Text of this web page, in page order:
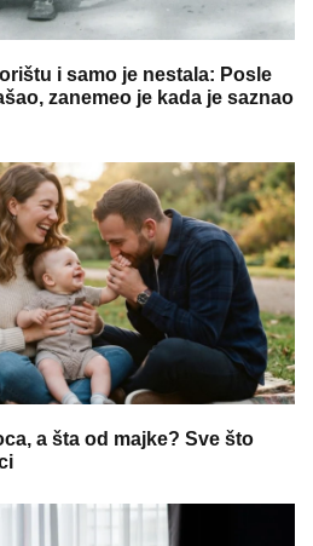
i samo je nestala: Posle
zanemeo je kada je saznao
a šta od majke? Sve što